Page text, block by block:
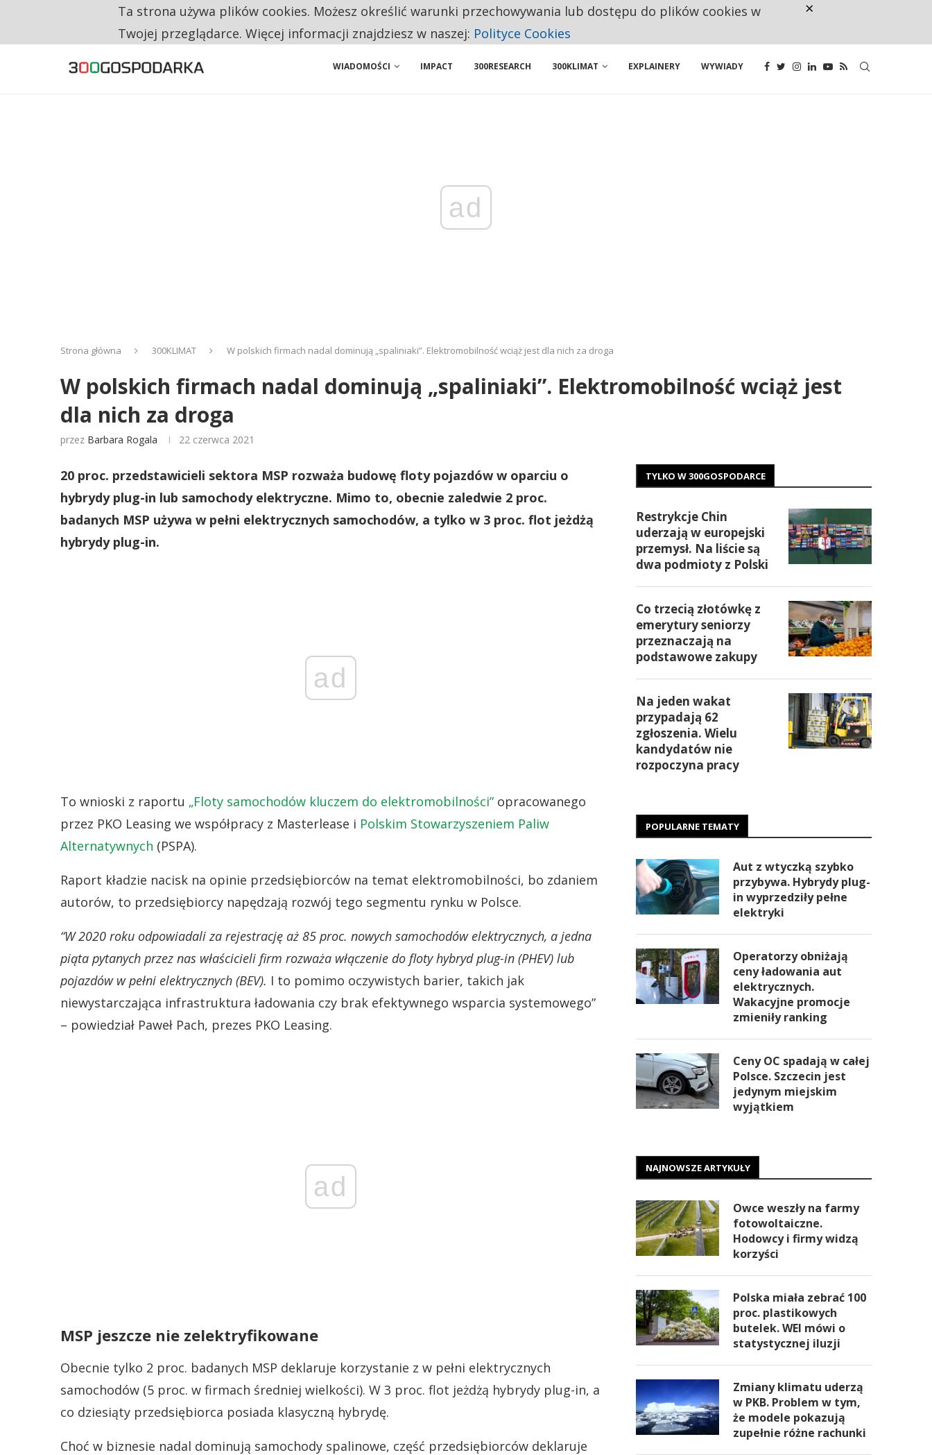
NA JEDEN WAKAT PRZYPADAJĄ 62 ZGŁOSZENIA. WIELU KANDYDATÓW NIE ROZPOCZYNA PRACY
WIADOMOŚCI IMPACT 300RESEARCH 300KLIMAT EXPLAINERY WYWIADY
ad
Strona główna 300KLIMAT W polskich firmach nadal dominują „spaliniaki”. Elektromobilność wciąż jest dla nich za droga
W polskich firmach nadal dominują „spaliniaki”. Elektromobilność wciąż jest
dla nich za droga
przez Barbara Rogala 22 czerwca 2021
20 proc. przedstawicieli sektora MSP rozważa budowę floty pojazdów w oparciu o
hybrydy plug-in lub samochody elektryczne. Mimo to, obecnie zaledwie 2 proc.
badanych MSP używa w pełni elektrycznych samochodów, a tylko w 3 proc. flot jeżdżą
hybrydy plug-in.
ad
To wnioski z raportu „Floty samochodów kluczem do elektromobilności” opracowanego
przez PKO Leasing we współpracy z Masterlease i Polskim Stowarzyszeniem Paliw
Alternatywnych (PSPA).
Raport kładzie nacisk na opinie przedsiębiorców na temat elektromobilności, bo zdaniem
autorów, to przedsiębiorcy napędzają rozwój tego segmentu rynku w Polsce.
“W 2020 roku odpowiadali za rejestrację aż 85 proc. nowych samochodów elektrycznych, a jedna
piąta pytanych przez nas właścicieli firm rozważa włączenie do floty hybryd plug-in (PHEV) lub
pojazdów w pełni elektrycznych (BEV). I to pomimo oczywistych barier, takich jak
niewystarczająca infrastruktura ładowania czy brak efektywnego wsparcia systemowego”
– powiedział Paweł Pach, prezes PKO Leasing.
ad
MSP jeszcze nie zelektryfikowane
Obecnie tylko 2 proc. badanych MSP deklaruje korzystanie z w pełni elektrycznych
samochodów (5 proc. w firmach średniej wielkości). W 3 proc. flot jeżdżą hybrydy plug-in, a
co dziesiąty przedsiębiorca posiada klasyczną hybrydę.
Choć w biznesie nadal dominują samochody spalinowe, część przedsiębiorców deklaruje
TYLKO W 300GOSPODARCE
Restrykcje Chin
uderzają w europejski
przemysł. Na liście są
dwa podmioty z Polski
Co trzecią złotówkę z
emerytury seniorzy
przeznaczają na
podstawowe zakupy
Na jeden wakat
przypadają 62
zgłoszenia. Wielu
kandydatów nie
rozpoczyna pracy
POPULARNE TEMATY
Aut z wtyczką szybko
przybywa. Hybrydy plug-
in wyprzedziły pełne
elektryki
Operatorzy obniżają
ceny ładowania aut
elektrycznych.
Wakacyjne promocje
zmieniły ranking
Ceny OC spadają w całej
Polsce. Szczecin jest
jedynym miejskim
wyjątkiem
NAJNOWSZE ARTYKUŁY
Owce weszły na farmy
fotowoltaiczne.
Hodowcy i firmy widzą
korzyści
Polska miała zebrać 100
proc. plastikowych
butelek. WEI mówi o
statystycznej iluzji
Zmiany klimatu uderzą
w PKB. Problem w tym,
że modele pokazują
zupełnie różne rachunki
Ta strona używa plików cookies. Możesz określić warunki przechowywania lub dostępu do plików cookies w
Twojej przeglądarce. Więcej informacji znajdziesz w naszej: Polityce Cookies
×